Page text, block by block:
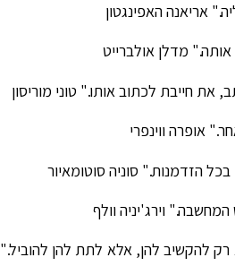
אריאנה האפינגטון
מדלן אולברייט
חייבת לכתוב אותו." טוני מוריסון
אופרה ווינפרי
הזדמנות." סוניה סוטומאיור
וירג'יניה וולף
להקשיב להן, אלא לתת להן להוביל."